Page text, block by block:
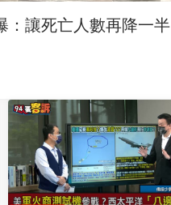
：讓死亡人數再降一半